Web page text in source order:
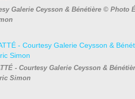
Galerie Ceysson & Bénétière © Photo
- Courtesy Galerie Ceysson &
Simon